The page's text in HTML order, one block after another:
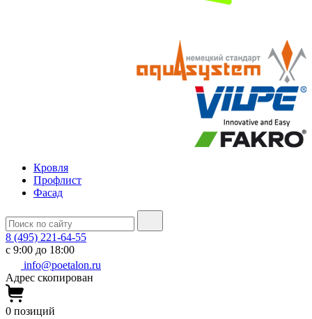
Кровля
Профлист
Фасад
8 (495) 221-64-55
с 9:00 до 18:00
info@poetalon.ru
Адрес скопирован
0 позиций